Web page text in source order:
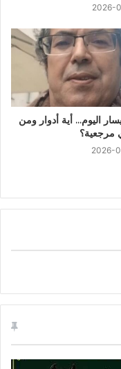
2026-
اليوم… أية أدوار ومن
مرجعية؟
2026-